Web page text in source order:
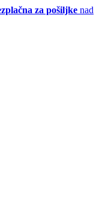
za pošiljke nad